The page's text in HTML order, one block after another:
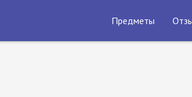
Предметы